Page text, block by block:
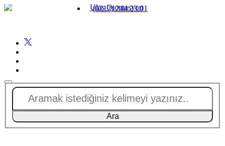
(0212) 244 23 01